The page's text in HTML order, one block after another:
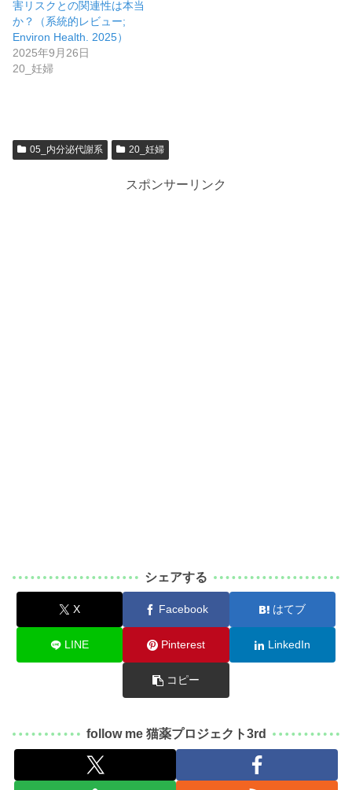
害リスクとの関連性は本当
か？（系統的レビュー;
Environ Health. 2025）
2025年9月26日
20_妊婦
05_内分泌代謝系 20_妊婦
スポンサーリンク
シェアする
X Facebook はてブ
LINE Pinterest LinkedIn
コピー
follow me 猫薬プロジェクト3rd